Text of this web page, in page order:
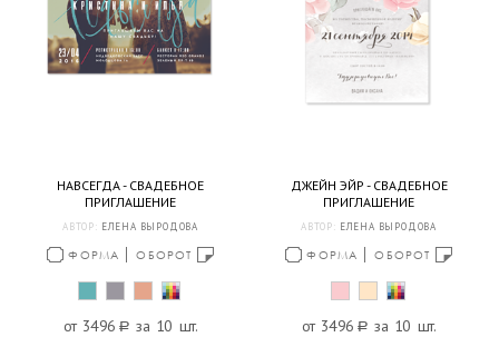
НАВСЕГДА - СВАДЕБНОЕ
ПРИГЛАШЕНИЕ
АВТОР: ЕЛЕНА ВЫРОДОВА
ФОРМА ОБОРОТ
от 3496 a за 10 шт.
ДЖЕЙН ЭЙР - СВАДЕБНОЕ
ПРИГЛАШЕНИЕ
АВТОР: ЕЛЕНА ВЫРОДОВА
ФОРМА ОБОРОТ
от 3496 a за 10 шт.